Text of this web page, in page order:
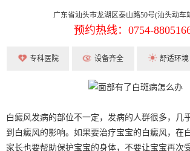
广东省汕头市龙湖区泰山路50号(汕头动车
预约热线：0754-
专科医院 设备齐全 舒适环境
白癜风发病的部位不一定，发病的人群很多，几
到白癜风的影响。如果要治疗宝宝的白癜风，在
家长也要帮助保护宝宝的身体，不要让宝宝再次